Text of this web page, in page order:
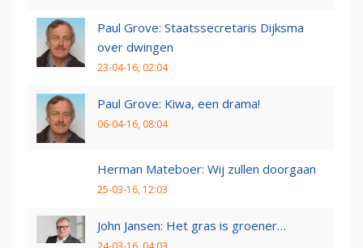
Paul Grove: Staatssecretaris Dijksma
over dwingen
23-04-16, 02:04
Paul Grove: Kiwa, een drama!
06-04-16, 08:04
Herman Mateboer: Wij zullen doorgaan
25-03-16, 12:03
John Jansen: Het gras is groener…